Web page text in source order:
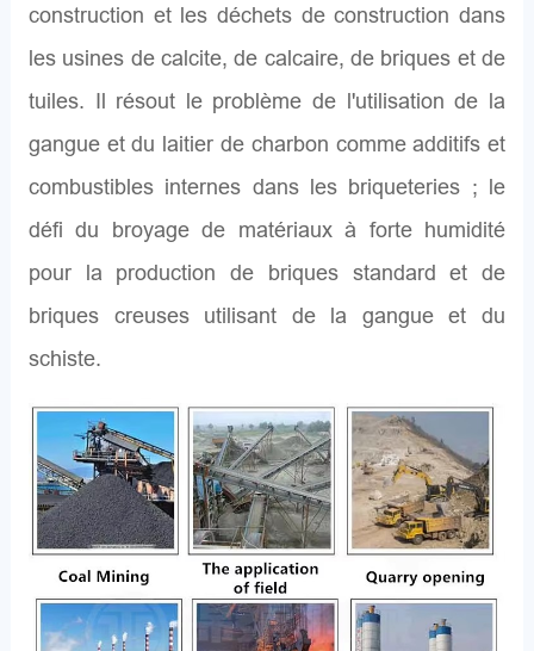
construction et les déchets de construction dans
les usines de calcite, de calcaire, de briques et de
tuiles. Il résout le problème de l'utilisation de la
gangue et du laitier de charbon comme additifs et
combustibles internes dans les briqueteries ; le
défi du broyage de matériaux à forte humidité
pour la production de briques standard et de
briques creuses utilisant de la gangue et du
schiste.